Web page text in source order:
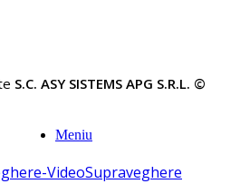
S.C. ASY SISTEMS APG S.R.L. ©
Meniu
Supraveghere